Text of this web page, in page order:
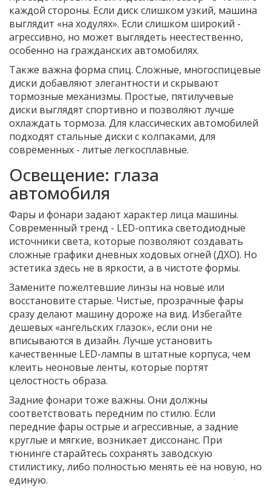
каждой стороны. Если диск слишком узкий, машина
выглядит «на ходулях». Если слишком широкий -
агрессивно, но может выглядеть неестественно,
особенно на гражданских автомобилях.
Также важна форма спиц. Сложные, многоспицевые
диски добавляют элегантности и скрывают
тормозные механизмы. Простые, пятилучевые
диски выглядят спортивно и позволяют лучше
охлаждать тормоза. Для классических автомобилей
подходят стальные диски с колпаками, для
современных - литые легкосплавные.
Освещение: глаза
автомобиля
Фары и фонари задают характер лица машины.
Современный тренд - LED-оптика светодиодные
источники света, которые позволяют создавать
сложные графики дневных ходовых огней (ДХО). Но
эстетика здесь не в яркости, а в чистоте формы.
Замените пожелтевшие линзы на новые или
восстановите старые. Чистые, прозрачные фары
сразу делают машину дороже на вид. Избегайте
дешевых «ангельских глазок», если они не
вписываются в дизайн. Лучше установить
качественные LED-лампы в штатные корпуса, чем
клеить неоновые ленты, которые портят
целостность образа.
Задние фонари тоже важны. Они должны
соответствовать передним по стилю. Если
передние фары острые и агрессивные, а задние
круглые и мягкие, возникает диссонанс. При
тюнинге старайтесь сохранять заводскую
стилистику, либо полностью менять её на новую, но
единую.